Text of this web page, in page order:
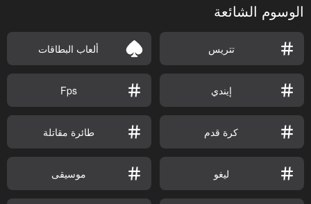
الوسوم الشائعة
تتريس ألعاب البطاقات
إيندي Fps
كرة قدم طائرة مقاتلة
ليغو موسيقى